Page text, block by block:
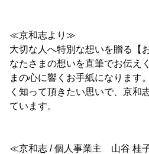
≪京和志より≫
大切な人へ特別な想いを贈る【
なたさまの想いを直筆でお伝え
まの心に響くお手紙になります
く知って頂きたい思いで、京和
ています。
≪京和志 / 個人事業主 山谷 桂